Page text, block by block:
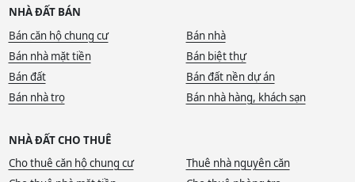
NHÀ ĐẤT BÁN
Bán căn hộ chung cư
Bán nhà
Bán nhà mặt tiền
Bán biệt thự
Bán đất
Bán đất nền dự án
Bán nhà trọ
Bán nhà hàng, khách sạn
NHÀ ĐẤT CHO THUÊ
Cho thuê căn hộ chung cư
Thuê nhà nguyên căn